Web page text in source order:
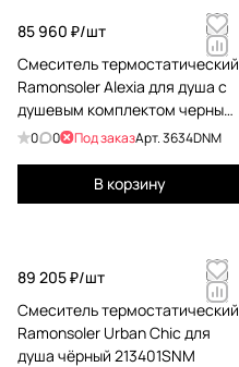
85 960 ₽/шт
Смеситель термостатический
Ramonsoler Alexia для душа с
душевым комплектом черный
3634DNM
0 0 Под заказАрт.3634DNM
В корзину
89 205 ₽/шт
Смеситель термостатический
Ramonsoler Urban Chic для
душа чёрный 213401SNM